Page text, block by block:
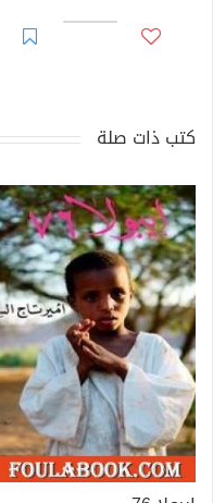
كتب ذات صلة